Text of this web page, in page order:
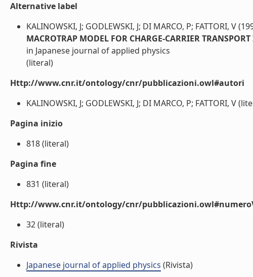
Alternative label
KALINOWSKI, J; GODLEWSKI, J; DI MARCO, P; FATTORI, V
MACROTRAP MODEL FOR CHARGE-CARRIER
in Japanese journal of applied physics
(literal)
Http://www.cnr.it/ontology/cnr/pubblicazioni.owl#autori
KALINOWSKI, J; GODLEWSKI, J; DI MARCO, P; FATTORI, V
Pagina inizio
818 (literal)
Pagina fine
831 (literal)
Http://www.cnr.it/ontology/cnr/
32 (literal)
Rivista
Japanese journal of applied physics (Rivista)